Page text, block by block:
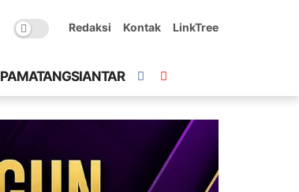
Redaksi Kontak LinkTree
PAMATANGSIANTAR